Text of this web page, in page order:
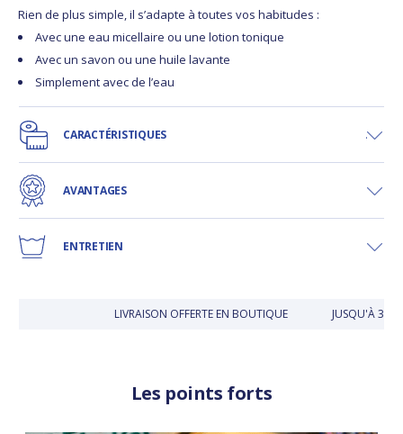
Rien de plus simple, il s’adapte à toutes vos habitudes :
Avec une eau micellaire ou une lotion tonique
Avec un savon ou une huile lavante
Simplement avec de l’eau
CARACTÉRISTIQUES
AVANTAGES
ENTRETIEN
LIVRAISON OFFERTE EN BOUTIQUE JUSQU'À 30
Les points forts